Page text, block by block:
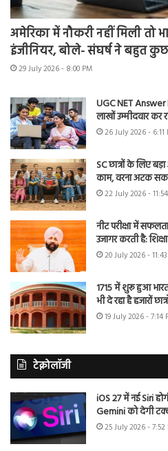
अमेरिका में नौकरी नहीं मिली तो
इंजीनियर, बोले- संघर्ष ने बहुत
29 July 2026 - 8:00 PM
UGC NET
लाखों उम्मीदवार कर
26 July 2026 - 6:11
SC छात्रों के लिए
काम, वरना अटक
22 July 2026 -
नीट परीक्षा में
उजागर करती है:
20 July 2026 -
1715 में शुरू हुआ
भी दे रहा है हजारों
19 July 2026 - 7:14
टेक्नोलॉजी
iOS 27 में नई Siri
Gemini को देगी
25 July 2026 - 7:52